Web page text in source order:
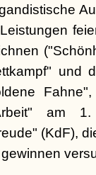
und
Fahne",
am
(KdF),